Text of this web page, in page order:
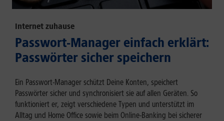
Internet zuhause
Passwort-Manager einfach erklärt:
Passwörter sicher speichern
Ein Passwort-Manager schützt Deine Konten, speichert
Passwörter sicher und synchronisiert sie auf allen Geräten. So
funktioniert er, zeigt verschiedene Typen und unterstützt im
Alltag und Home Office sowie beim Online-Banking bei sicherer